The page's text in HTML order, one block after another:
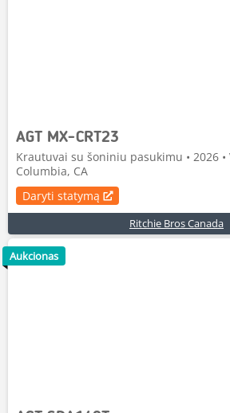
AGT MX-CRT23
Krautuvai su šoniniu pasukimu • 2026
Columbia, CA
Daryti statymą
Ritchie Bros Canada
Aukcionas